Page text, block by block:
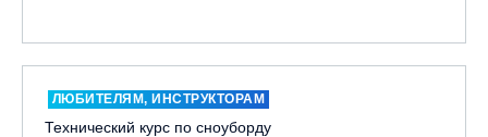
ЛЮБИТЕЛЯМ, ИНСТРУКТОРАМ
Технический курс по сноуборду